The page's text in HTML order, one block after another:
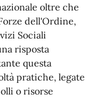
oltre che
dell'Ordine,
Sociali
risposta
questa
pratiche, legate
o risorse